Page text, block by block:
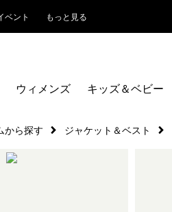
ベント もっと見る
ウィメンズ キッズ＆ベビー
から探す ジャケット＆ベスト